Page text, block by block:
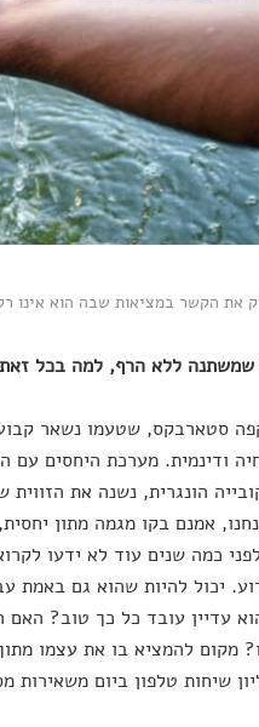
את הקשר במציאות שבה הוא אינו
שמשתנה ללא הרף, למה בכל
סטארבקס, שטעמו נשאר
ודינמית. מערכת היחסים עם
הונגרית, נשנה את
אמנם בקו מגמה מתון
כמה שנים עוד לא ידעו
יכול להיות שהוא גם
עדיין עובד כל כך טוב?
מקום להמציא בו את עצמו
שיחות טלפון ביום